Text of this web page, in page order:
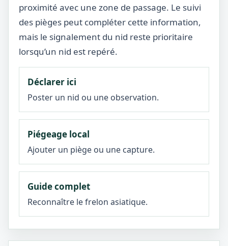
proximité avec une zone de passage. Le suivi
des pièges peut compléter cette information,
mais le signalement du nid reste prioritaire
lorsqu’un nid est repéré.
Déclarer ici
Poster un nid ou une observation.
Piégeage local
Ajouter un piège ou une capture.
Guide complet
Reconnaître le frelon asiatique.